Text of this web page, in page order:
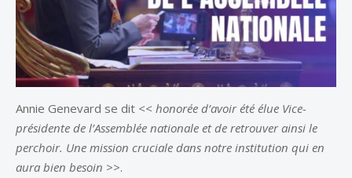
Annie Genevard se dit << honorée d’avoir été élue Vice-
présidente de l’Assemblée nationale et de retrouver ainsi le
perchoir. Une mission cruciale dans notre institution qui en
aura bien besoin >>.